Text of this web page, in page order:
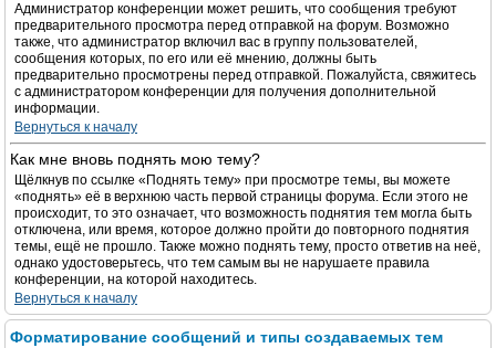
Администратор конференции может решить, что сообщения требуют
предварительного просмотра перед отправкой на форум. Возможно
также, что администратор включил вас в группу пользователей,
сообщения которых, по его или её мнению, должны быть
предварительно просмотрены перед отправкой. Пожалуйста, свяжитесь
с администратором конференции для получения дополнительной
информации.
Вернуться к началу
Как мне вновь поднять мою тему?
Щёлкнув по ссылке «Поднять тему» при просмотре темы, вы можете
«поднять» её в верхнюю часть первой страницы форума. Если этого не
происходит, то это означает, что возможность поднятия тем могла быть
отключена, или время, которое должно пройти до повторного поднятия
темы, ещё не прошло. Также можно поднять тему, просто ответив на неё,
однако удостоверьтесь, что тем самым вы не нарушаете правила
конференции, на которой находитесь.
Вернуться к началу
Форматирование сообщений и типы создаваемых тем